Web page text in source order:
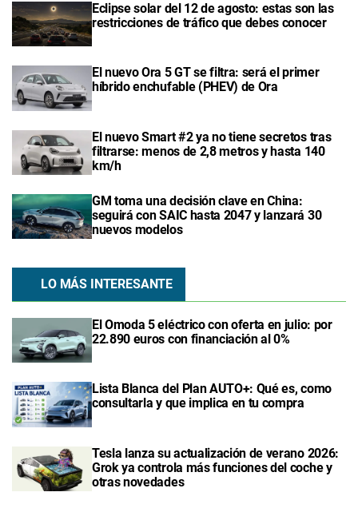
Eclipse solar del 12 de agosto: estas son las
restricciones de tráfico que debes conocer
El nuevo Ora 5 GT se filtra: será el primer
híbrido enchufable (PHEV) de Ora
El nuevo Smart #2 ya no tiene secretos tras
filtrarse: menos de 2,8 metros y hasta 140
km/h
GM toma una decisión clave en China:
seguirá con SAIC hasta 2047 y lanzará 30
nuevos modelos
LO MÁS INTERESANTE
El Omoda 5 eléctrico con oferta en julio: por
22.890 euros con financiación al 0%
Lista Blanca del Plan AUTO+: Qué es, como
consultarla y que implica en tu compra
Tesla lanza su actualización de verano 2026:
Grok ya controla más funciones del coche y
otras novedades